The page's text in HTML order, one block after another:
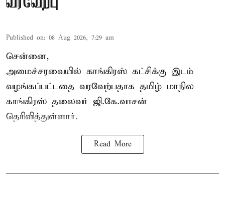
Published on: 08 Aug 2026, 7:29 am
சென்னை,
அமைச்சரவையில் காங்கிரஸ் கட்சிக்கு இடம்
வழங்கப்பட்டதை வரவேற்பதாக தமிழ் மாநில
காங்கிரஸ் தலைவர் ஜி.கே.வாசன்
தெரிவித்துள்ளார்.
Read More